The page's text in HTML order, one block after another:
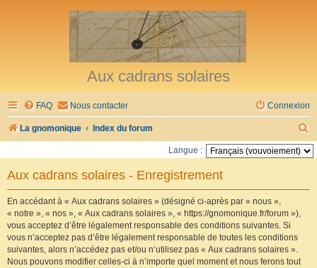
Aux cadrans solaires
FAQ Nous contacter Connexion
La gnomonique Index du forum
e
Langue :
Aux cadrans solaires - Enregistrement
En accédant à « Aux cadrans solaires » (désigné ci-après par « nous »,
« notre », « nos », « Aux cadrans solaires », « https://gnomonique.fr/forum »),
vous acceptez d’être légalement responsable des conditions suivantes. Si
vous n’acceptez pas d’être légalement responsable de toutes les conditions
suivantes, alors n’accédez pas et/ou n’utilisez pas « Aux cadrans solaires ».
Nous pouvons modifier celles-ci à n’importe quel moment et nous ferons tout